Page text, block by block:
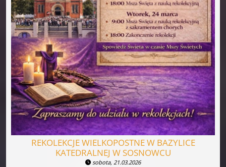
REKOLEKCJE WIELKOPOSTNE W BAZYLICE
KATEDRALNEJ W SOSNOWCU
sobota, 21.03.2026